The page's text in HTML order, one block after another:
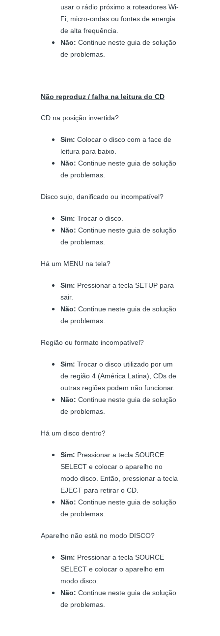
usar o rádio próximo a roteadores Wi-
Fi, micro-ondas ou fontes de energia
de alta frequência.
Não: Continue neste guia de solução
de problemas.
Não reproduz / falha na leitura do CD
CD na posição invertida?
Sim: Colocar o disco com a face de
leitura para baixo.
Não: Continue neste guia de solução
de problemas.
Disco sujo, danificado ou incompatível?
Sim: Trocar o disco.
Não: Continue neste guia de solução
de problemas.
Há um MENU na tela?
Sim: Pressionar a tecla SETUP para
sair.
Não: Continue neste guia de solução
de problemas.
Região ou formato incompatível?
Sim: Trocar o disco utilizado por um
de região 4 (América Latina), CDs de
outras regiões podem não funcionar.
Não: Continue neste guia de solução
de problemas.
Há um disco dentro?
Sim: Pressionar a tecla SOURCE
SELECT e colocar o aparelho no
modo disco. Então, pressionar a tecla
EJECT para retirar o CD.
Não: Continue neste guia de solução
de problemas.
Aparelho não está no modo DISCO?
Sim: Pressionar a tecla SOURCE
SELECT e colocar o aparelho em
modo disco.
Não: Continue neste guia de solução
de problemas.